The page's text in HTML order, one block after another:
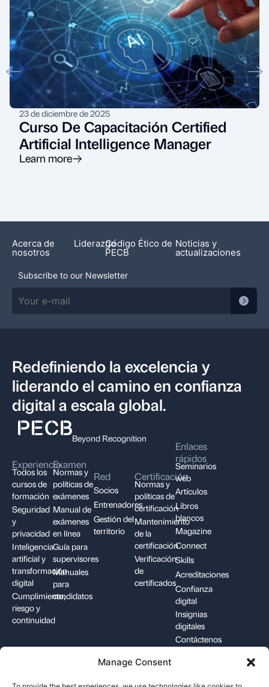
Manage Consent
23 de diciembre de 2025
Curso De Capacitación Certified
Artificial Intelligence Manager
Learn more
Acerca de
nosotros
LiderazgoCódigo Ético de
PECB
Noticias y
actualizaciones
Subscribe to our Newsletter
Redefiniendo la excelencia y
liderando el camino en confianza
digital a escala global.
Beyond Recognition
Experiencia
Todos los
cursos de
formación
Seguridad
y
privacidad
Inteligencia
artificial y
transformación
digital
Cumplimiento,
riesgo y
continuidad
Examen
Normas y
políticas de
exámenes
Manual de
exámenes
en línea
Guía para
supervisores
Manuales
para
candidatos
Red
Socios
Entrenadores
Gestión del
territorio
Certificación
Normas y
políticas de
certificación
Mantenimiento
de la
certificación
Verificación
de
certificados
Enlaces
rápidos
Seminarios
web
Artículos
Libros
blancos
Magazine
Connect
Skills
Acreditaciones
Confianza
digital
Insignias
digitales
Contáctenos